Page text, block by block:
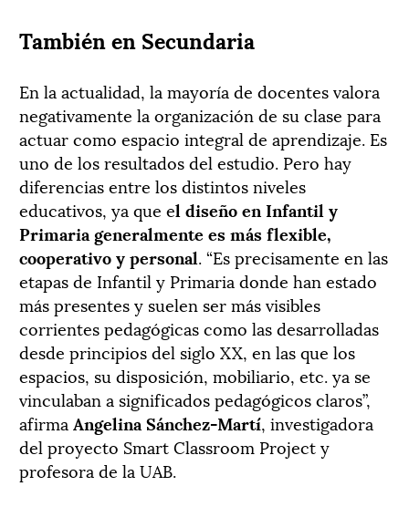
También en Secundaria
En la actualidad, la mayoría de docentes valora
negativamente la organización de su clase para
actuar como espacio integral de aprendizaje. Es
uno de los resultados del estudio. Pero hay
diferencias entre los distintos niveles
educativos, ya que el diseño en Infantil y
Primaria generalmente es más flexible,
cooperativo y personal. “Es precisamente en las
etapas de Infantil y Primaria donde han estado
más presentes y suelen ser más visibles
corrientes pedagógicas como las desarrolladas
desde principios del siglo XX, en las que los
espacios, su disposición, mobiliario, etc. ya se
vinculaban a significados pedagógicos claros”,
afirma Angelina Sánchez-Martí, investigadora
del proyecto Smart Classroom Project y
profesora de la UAB.